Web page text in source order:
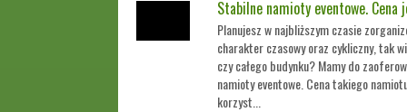
Stabilne namioty eventowe.
Planujesz w najbliższym czasie
charakter czasowy oraz cykliczny, tak
czy całego budynku? Mamy do
namioty eventowe. Cena takiego
korzyst...